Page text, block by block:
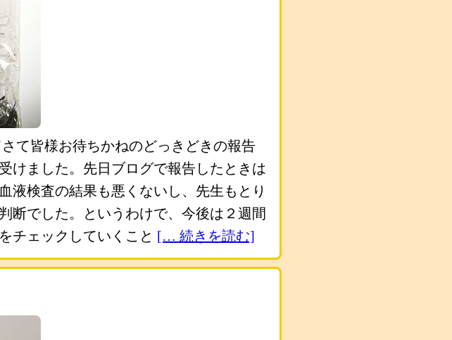
さて皆様お待ちかねのどっきどきの報告
けました。先日ブログで報告したときは
液検査の結果も悪くないし、先生もとり
断でした。というわけで、今後は２週間
チェックしていくこと [… 続きを読む]